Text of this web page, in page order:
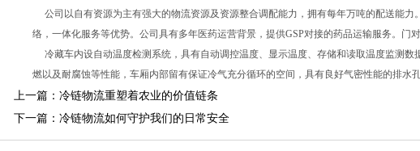
公司以自有资源为主有强大的物流资源及资源整合调配能力，拥有每年万吨的配送能力
络，一体化服务等优势。公司具有多年医药运营背景，提供GSP对接的药品运输服务。门
冷藏车内设自动温度检测系统，具有自动调控温度、显示温度、存储和读取温度监测
燃以及耐腐蚀等性能，车厢内部留有保证冷气充分循环的空间，具有良好气密性能的排水
上一篇： 冷链物流重塑着农业的价值链条
下一篇： 冷链物流如何守护我们的日常安全